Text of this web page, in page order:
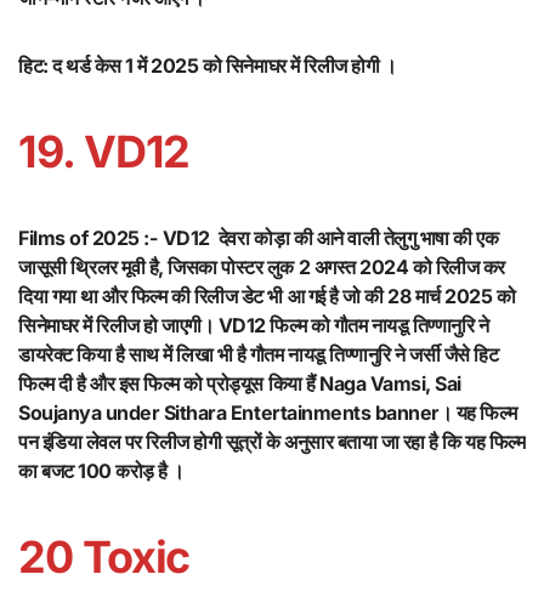
हिट: द थर्ड केस 1 में 2025 को सिनेमाघर में रिलीज होगी ।
19. VD12
Films of 2025 :- VD12 देवरा कोड़ा की आने वाली तेलुगु भाषा की एक
जासूसी थ्रिलर मूवी है, जिसका पोस्टर लुक 2 अगस्त 2024 को रिलीज कर
दिया गया था और फिल्म की रिलीज डेट भी आ गई है जो की 28 मार्च 2025 को
सिनेमाघर में रिलीज हो जाएगी। VD12 फिल्म को गौतम नायडू तिण्णानुरि ने
डायरेक्ट किया है साथ में लिखा भी है गौतम नायडू तिण्णानुरि ने जर्सी जैसे हिट
फिल्म दी है और इस फिल्म को प्रोड्यूस किया हैं Naga Vamsi, Sai
Soujanya under Sithara Entertainments banner। यह फिल्म
पन इंडिया लेवल पर रिलीज होगी सूत्रों के अनुसार बताया जा रहा है कि यह फिल्म
का बजट 100 करोड़ है ।
20 Toxic